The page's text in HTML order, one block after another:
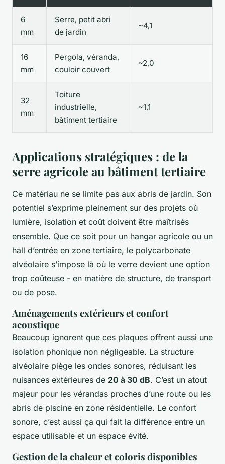
6
mm
Serre, petit abri
de jardin
~4,1
16
mm
Pergola, véranda,
couloir couvert
~2,0
32
mm
Toiture
industrielle,
bâtiment tertiaire
~1,1
Applications stratégiques : de la
serre agricole au bâtiment tertiaire
Ce matériau ne se limite pas aux abris de jardin. Son
potentiel s’exprime pleinement sur des projets où
lumière, isolation et coût doivent être maîtrisés
ensemble. Que ce soit pour un hangar agricole ou un
hall d’entrée en zone tertiaire, le polycarbonate
alvéolaire s’impose là où le verre devient une option
trop coûteuse - en matière de structure, de transport
ou de pose.
Aménagements extérieurs et confort
acoustique
Beaucoup ignorent que ces plaques offrent aussi une
isolation phonique non négligeable. La structure
alvéolaire piège les ondes sonores, réduisant les
nuisances extérieures de 20 à 30 dB. C’est un atout
majeur pour les vérandas proches d’une route ou les
abris de piscine en zone résidentielle. Le confort
sonore, c’est aussi ça qui fait la différence entre un
espace utilisable et un espace évité.
Gestion de la chaleur et coloris disponibles